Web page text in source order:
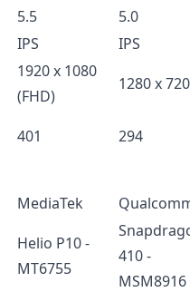
5.5
5.0
IPS
IPS
1920 x 1080
(FHD)
1280 x 720
401
294
MediaTek
Helio P10 -
MT6755
410 -
MSM8916